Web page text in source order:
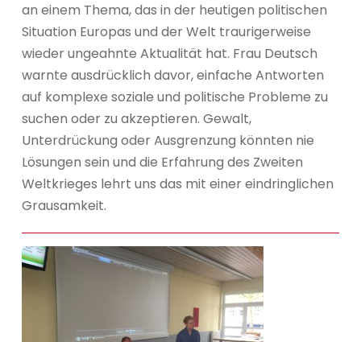
an einem Thema, das in der heutigen politischen
Situation Europas und der Welt traurigerweise
wieder ungeahnte Aktualität hat. Frau Deutsch
warnte ausdrücklich davor, einfache Antworten
auf komplexe soziale und politische Probleme zu
suchen oder zu akzeptieren. Gewalt,
Unterdrückung oder Ausgrenzung könnten nie
Lösungen sein und die Erfahrung des Zweiten
Weltkrieges lehrt uns das mit einer eindringlichen
Grausamkeit.